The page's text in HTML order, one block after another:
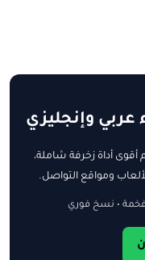
وإنجليزي
أداة زخرفة شاملة،
ومواقع التواصل.
فخمة • نسخ فوري